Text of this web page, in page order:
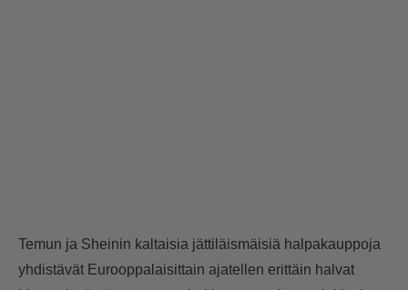
Temun ja Sheinin kaltaisia jättiläismäisiä halpakauppoja
yhdistävät Eurooppalaisittain ajatellen erittäin halvat